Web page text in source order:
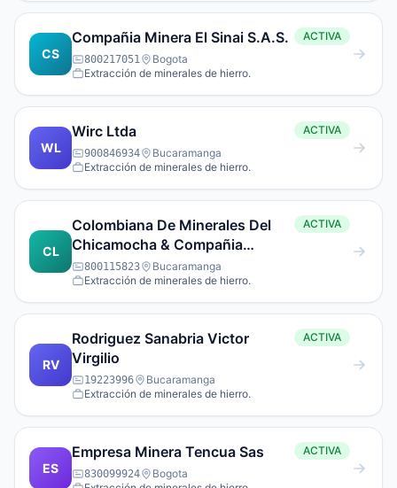
CS
Compañia Minera El Sinai S.A.S. ACTIVA
800217051
Bogota
Extracción de minerales de hierro.
WL
Wirc Ltda ACTIVA
900846934
Bucaramanga
Extracción de minerales de hierro.
CL
Colombiana De Minerales Del
Chicamocha & Compañia
Limitada
ACTIVA
800115823
Bucaramanga
Extracción de minerales de hierro.
RV
Rodriguez Sanabria Victor
Virgilio
ACTIVA
19223996
Bucaramanga
Extracción de minerales de hierro.
ES
Empresa Minera Tencua Sas ACTIVA
830099924
Bogota